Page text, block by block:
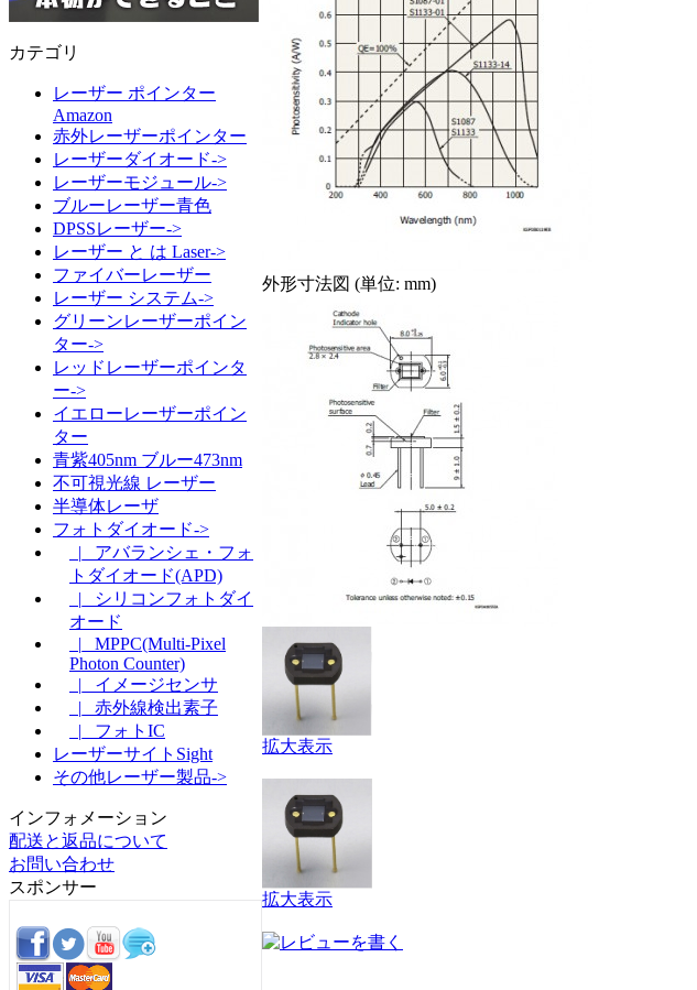
カテゴリ
レーザー ポインター
Amazon
赤外レーザーポインター
レーザーダイオード->
レーザーモジュール->
ブルーレーザー青色
DPSSレーザー->
レーザー と は Laser->
ファイバーレーザー
レーザー システム->
グリーンレーザーポイン
ター->
レッドレーザーポインタ
ー->
イエローレーザーポイン
ター
青紫405nm ブルー473nm
不可視光線 レーザー
半導体レーザ
フォトダイオード->
|_ アバランシェ・フォ
トダイオード(APD)
|_ シリコンフォトダイ
オード
|_ MPPC(Multi-Pixel
Photon Counter)
|_ イメージセンサ
|_ 赤外線検出素子
|_ フォトIC
レーザーサイトSight
その他レーザー製品->
インフォメーション
配送と返品について
お問い合わせ
スポンサー
外形寸法図 (単位: mm)
拡大表示
拡大表示